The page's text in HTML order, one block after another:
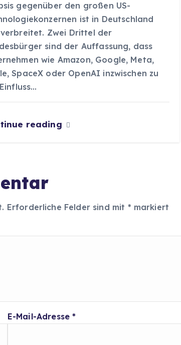
gegenüber den großen US-
ist in Deutschland
Zwei Drittel der
sind der Auffassung, dass
wie Amazon, Google, Meta,
SpaceX oder OpenAI inzwischen zu
reading
Erforderliche Felder sind mit * markiert
E-Mail-Adresse*